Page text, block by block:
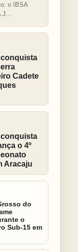
o IBSA
J...
conquista
Cadete
conquista
o 4º
Aracaju
do
o
Sub-15 em